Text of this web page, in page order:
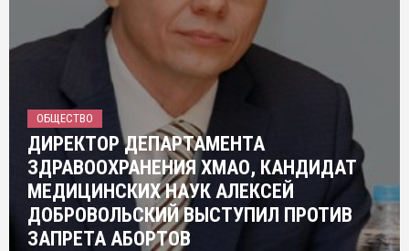
ОБЩЕСТВО
ДИРЕКТОР ДЕПАРТАМЕНТА
ЗДРАВООХРАНЕНИЯ ХМАО, КАНДИДАТ
МЕДИЦИНСКИХ НАУК АЛЕКСЕЙ
ДОБРОВОЛЬСКИЙ ВЫСТУПИЛ ПРОТИВ
ЗАПРЕТА АБОРТОВ